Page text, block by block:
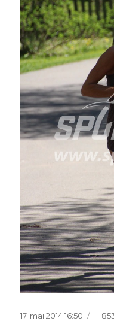
Postitatud
17. mai 2014 16:50